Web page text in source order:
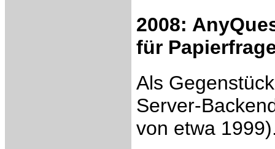
2008:
für
Als
Server-
von etwa